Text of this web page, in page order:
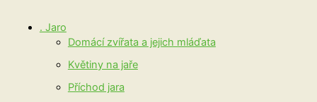
. Jaro
Domácí zvířata a jejich mláďata
Květiny na jaře
Příchod jara